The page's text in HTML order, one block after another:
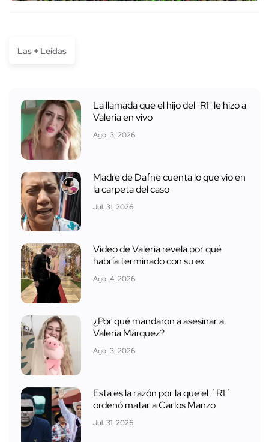
Las + Leídas
La llamada que el hijo del "R1" le hizo a
Valeria en vivo
Ago. 3, 2026
Madre de Dafne cuenta lo que vio en
la carpeta del caso
Jul. 31, 2026
Video de Valeria revela por qué
habría terminado con su ex
Ago. 4, 2026
¿Por qué mandaron a asesinar a
Valeria Márquez?
Ago. 3, 2026
Esta es la razón por la que el ´R1´
ordenó matar a Carlos Manzo
Jul. 31, 2026